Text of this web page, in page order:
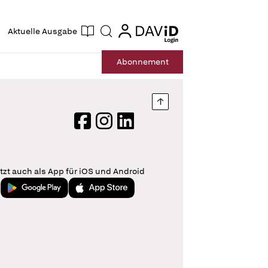
Aktuelle Ausgabe Suche login
login
Abonnement
Nach oben springen
FacebookInstagram
LinkedIn
auch als App für iOS und Android
Jetzt bei Google PlayLaden im App Store